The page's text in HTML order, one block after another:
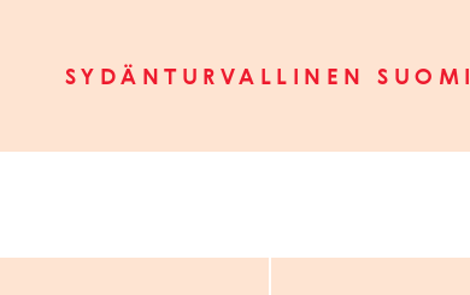
SYDÄNTURVALLINEN SUOMI